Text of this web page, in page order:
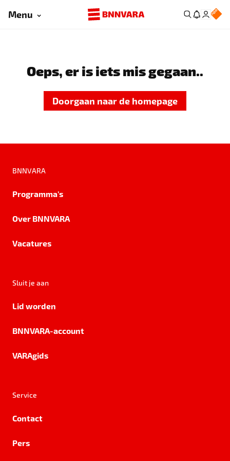
Menu
Oeps, er is iets mis gegaan..
Doorgaan naar de homepage
BNNVARA
Programma's
Over BNNVARA
Vacatures
Sluit je aan
Lid worden
BNNVARA-account
VARAgids
Service
Contact
Pers